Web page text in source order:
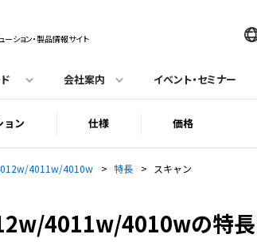
ーション・製品情報サイト
会社案内 イベント・セミナー
ョン 仕様 価格
4011w/4010w > 特長 > スキャン
4011w/4010wの特長